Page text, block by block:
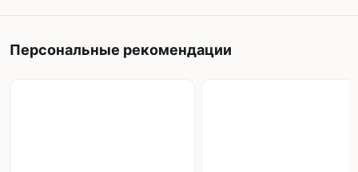
Персональные рекомендации